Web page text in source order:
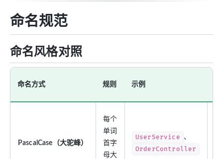
命名规范
命名风格对照
命名方式 规则 示例
PascalCase（大驼峰）
每个
单词
首字
母大
UserService 、
OrderController